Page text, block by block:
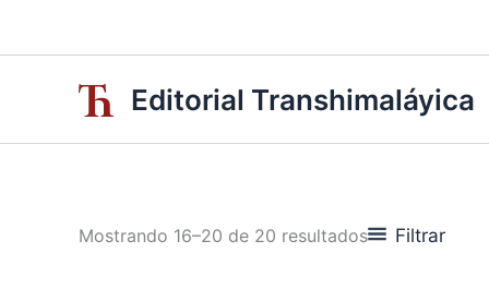
Editorial Transhimaláyica
Mostrando 16–20 de 20 resultadosSorted
Filtrar